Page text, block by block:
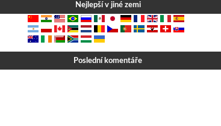
Nejlepší v jiné zemi
Poslední komentáře